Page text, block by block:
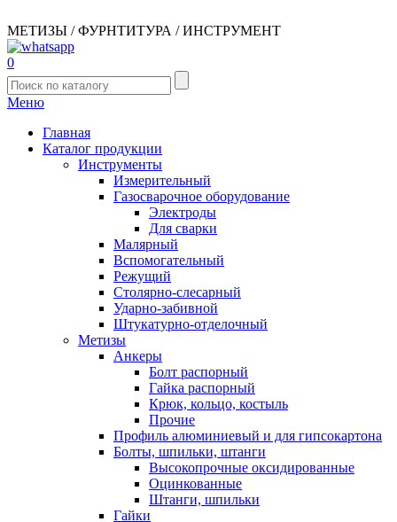
МЕТИЗЫ / ФУРНТИТУРА / ИНСТРУМЕНТ
0
Меню
Главная
Каталог продукции
Инструменты
Измерительный
Газосварочное оборудование
Электроды
Для сварки
Малярный
Вспомогательный
Режущий
Столярно-слесарный
Ударно-забивной
Штукатурно-отделочный
Метизы
Анкеры
Болт распорный
Гайка распорный
Крюк, кольцо, костыль
Прочие
Профиль алюминиевый и для гипсокартона
Болты, шпильки, штанги
Высокопрочные оксидированные
Оцинкованные
Штанги, шпильки
Гайки